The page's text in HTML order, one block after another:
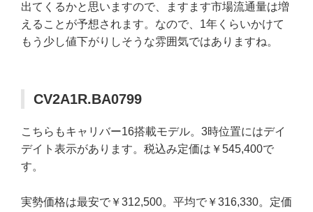
出てくるかと思いますので、ますます市場流通量は増
えることが予想されます。なので、1年くらいかけて
もう少し値下がりしそうな雰囲気ではありますね。
CV2A1R.BA0799
こちらもキャリバー16搭載モデル。3時位置にはデイ
デイト表示があります。税込み定価は￥545,400で
す。
実勢価格は最安で￥312,500。平均で￥316,330。定価